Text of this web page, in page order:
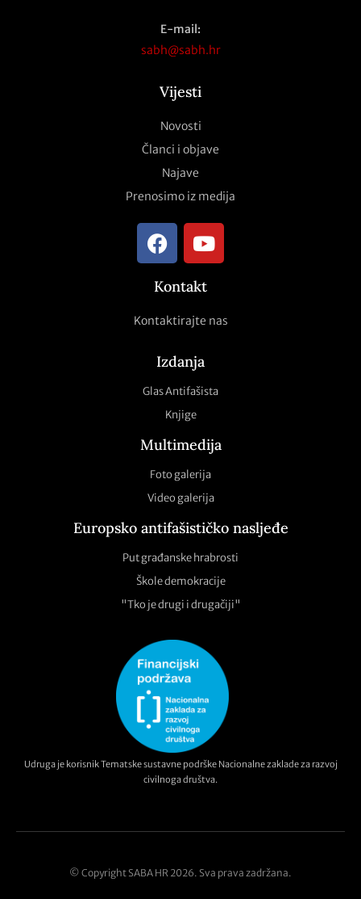
E-mail:
sabh@sabh.hr
Vijesti
Novosti
Članci i objave
Najave
Prenosimo iz medija
Kontakt
Kontaktirajte nas
Izdanja
Glas Antifašista
Knjige
Multimedija
Foto galerija
Video galerija
Europsko antifašističko nasljeđe
Put građanske hrabrosti
Škole demokracije
"Tko je drugi i drugačiji"
Udruga je korisnik Tematske sustavne podrške Nacionalne zaklade za razvoj
civilnoga društva.
© Copyright SABA HR 2026. Sva prava zadržana.